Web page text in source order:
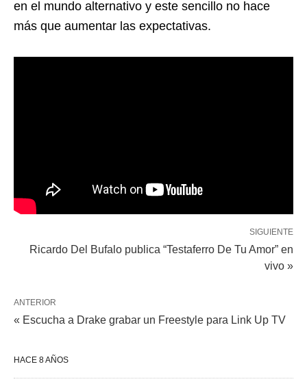
en el mundo alternativo y este sencillo no hace
más que aumentar las expectativas.
SIGUIENTE
Ricardo Del Bufalo publica “Testaferro De Tu Amor” en
vivo »
ANTERIOR
« Escucha a Drake grabar un Freestyle para Link Up TV
HACE 8 AÑOS